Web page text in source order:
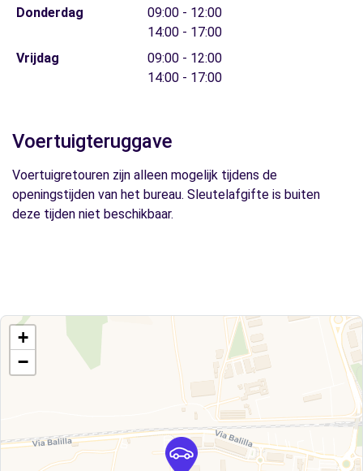
Donderdag
09:00 - 12:00
14:00 - 17:00
Vrijdag
09:00 - 12:00
14:00 - 17:00
Voertuigteruggave
Voertuigretouren zijn alleen mogelijk tijdens de
openingstijden van het bureau. Sleutelafgifte is buiten
deze tijden niet beschikbaar.
+
−